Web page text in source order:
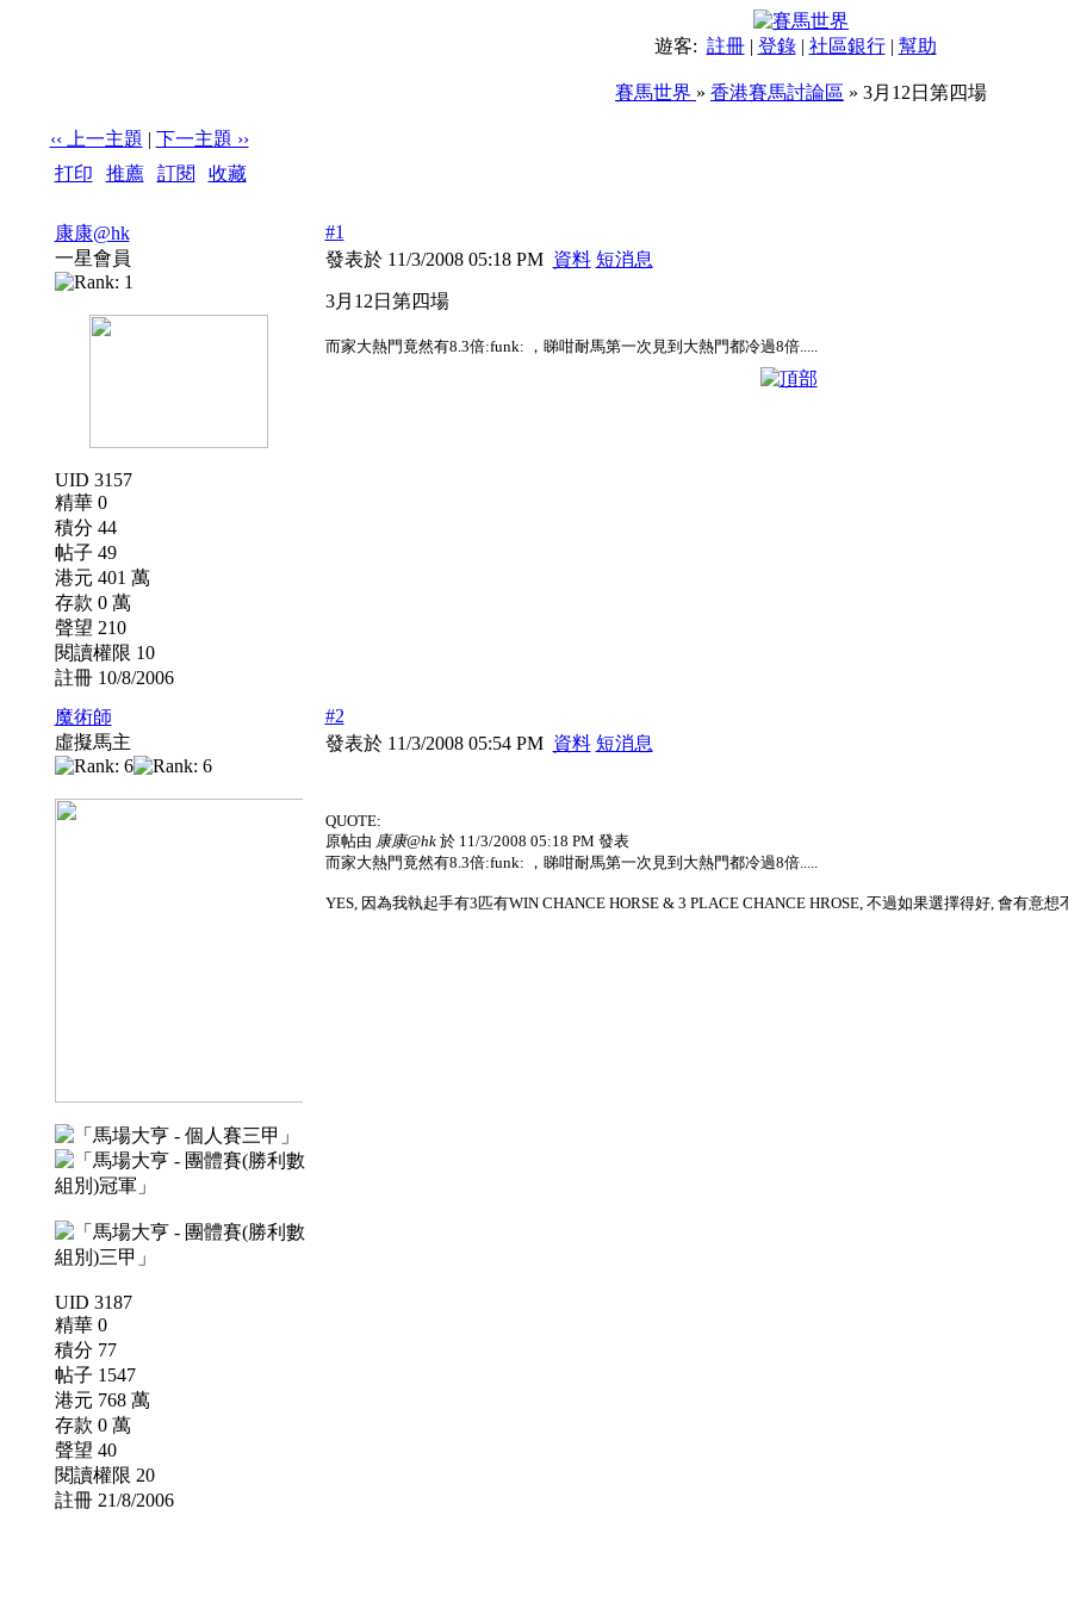
遊客: 註冊| 登錄| 社區銀行| 幫助
賽馬世界 » 香港賽馬討論區 » 3月12日第四場
‹‹ 上一主題 | 下一主題 ››
打印
推薦| 訂閱
收藏
康康@hk
一星會員
UID 3157
精華 0
積分 44
帖子 49
港元 401 萬
存款 0 萬
聲望 210
閱讀權限 10
註冊 10/8/2006
#1
發表於 11/3/2008 05:18 PM 資料 短消息
3月12日第四場
而家大熱門竟然有8.3倍:funk: ，睇咁耐馬第一次見到大熱門都冷過8倍.....
魔術師
虛擬馬主
UID 3187
精華 0
積分 77
帖子 1547
港元 768 萬
存款 0 萬
聲望 40
閱讀權限 20
註冊 21/8/2006
#2
發表於 11/3/2008 05:54 PM 資料 短消息
QUOTE:
原帖由 康康@hk於 11/3/2008 05:18 PM 發表
而家大熱門竟然有8.3倍:funk: ，睇咁耐馬第一次見到大熱門都冷過8倍.....
YES, 因為我執起手有3匹有WIN CHANCE HORSE & 3 PLACE CHANCE HROSE, 不過如果選擇得好, 會有意想